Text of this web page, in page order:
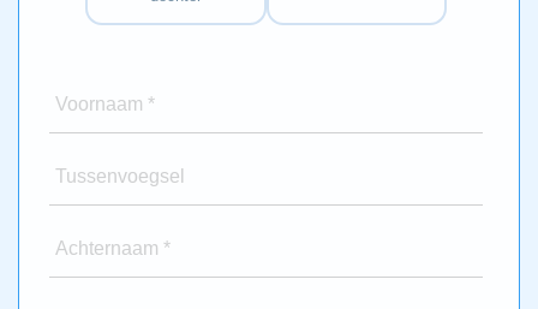
Voornaam *
Tussenvoegsel
Achternaam *